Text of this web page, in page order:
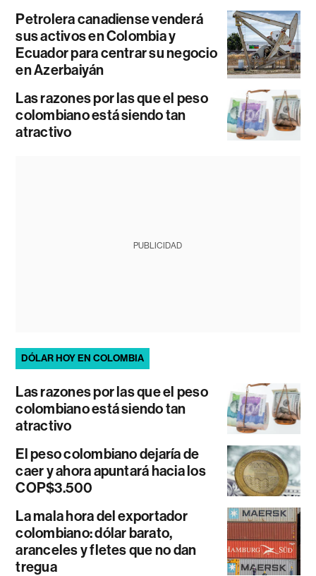
Petrolera canadiense venderá
sus activos en Colombia y
Ecuador para centrar su negocio
en Azerbaiyán
Las razones por las que el peso
colombiano está siendo tan
atractivo
PUBLICIDAD
DÓLAR HOY EN COLOMBIA
Las razones por las que el peso
colombiano está siendo tan
atractivo
El peso colombiano dejaría de
caer y ahora apuntará hacia los
COP$3.500
La mala hora del exportador
colombiano: dólar barato,
aranceles y fletes que no dan
tregua